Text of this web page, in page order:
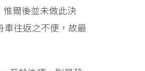
爾後並未做此決
車往返之不便，故最